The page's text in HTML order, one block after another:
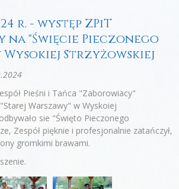
r. - występ ZPiT
na "Święcie Pieczonego
Wysokiej Strzyżowskiej
Pieśni i Tańca "Zaborowiacy"
Warszawy" w Wyskoiej
sie "Święto Pieczonego
Zespół pięknie i profesjonalnie zatańczył,
gromkimi brawami.